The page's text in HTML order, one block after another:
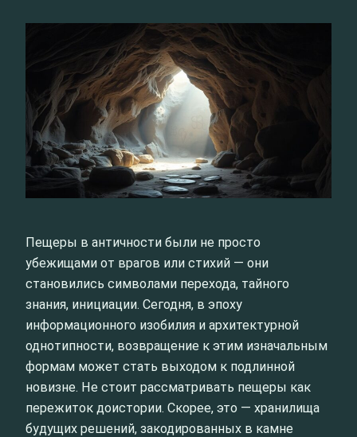
Пещеры в античности были не просто
убежищами от врагов или стихий — они
становились символами перехода, тайного
знания, инициации. Сегодня, в эпоху
информационного изобилия и архитектурной
однотипности, возвращение к этим изначальным
формам может стать выходом к подлинной
новизне. Не стоит рассматривать пещеры как
пережиток доистории. Скорее, это — хранилища
будущих решений, закодированных в камне